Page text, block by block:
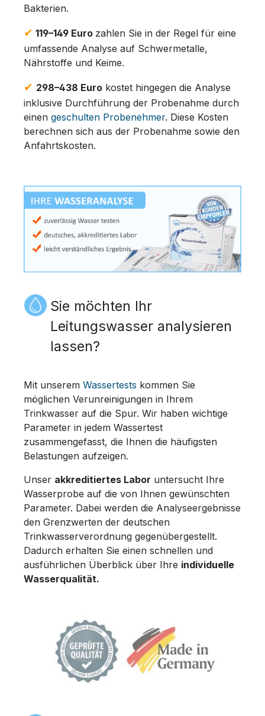
Bakterien.
✔ 119–149 Euro zahlen Sie in der Regel für eine
umfassende Analyse auf Schwermetalle,
Nährstoffe und Keime.
✔ 298–438 Euro kostet hingegen die Analyse
inklusive Durchführung der Probenahme durch
einen geschulten Probenehmer. Diese Kosten
berechnen sich aus der Probenahme sowie den
Anfahrtskosten.
Sie möchten Ihr
Leitungswasser analysieren
lassen?
Mit unserem Wassertests kommen Sie
möglichen Verunreinigungen in Ihrem
Trinkwasser auf die Spur. Wir haben wichtige
Parameter in jedem Wassertest
zusammengefasst, die Ihnen die häufigsten
Belastungen aufzeigen.
Unser akkreditiertes Labor untersucht Ihre
Wasserprobe auf die von Ihnen gewünschten
Parameter. Dabei werden die Analyseergebnisse
den Grenzwerten der deutschen
Trinkwasserverordnung gegenübergestellt.
Dadurch erhalten Sie einen schnellen und
ausführlichen Überblick über Ihre individuelle
Wasserqualität.